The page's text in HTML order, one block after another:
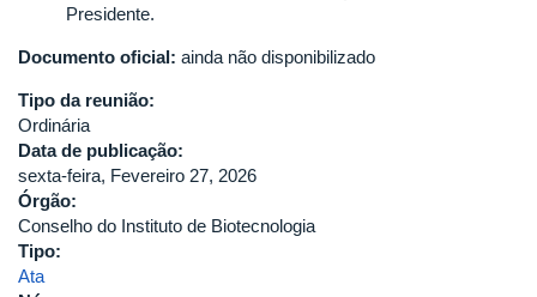
Presidente.
Documento oficial: ainda não disponibilizado
Tipo da reunião:
Ordinária
Data de publicação:
sexta-feira, Fevereiro 27, 2026
Órgão:
Conselho do Instituto de Biotecnologia
Tipo:
Ata